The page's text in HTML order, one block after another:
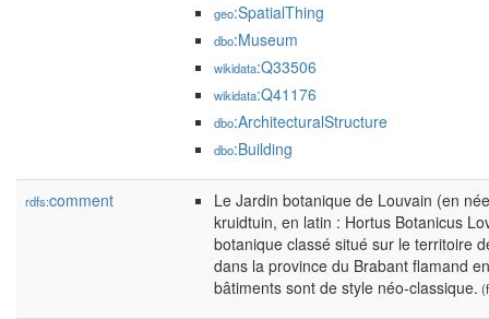
geo:SpatialThing
dbo:Museum
wikidata:Q33506
wikidata:Q41176
dbo:ArchitecturalStructure
dbo:Building
rdfs:comment
Le Jardin botanique de Louvain (en
kruidtuin, en latin : Hortus Botanicus
botanique classé situé sur le territoire
dans la province du Brabant flamand
bâtiments sont de style néo-classique.